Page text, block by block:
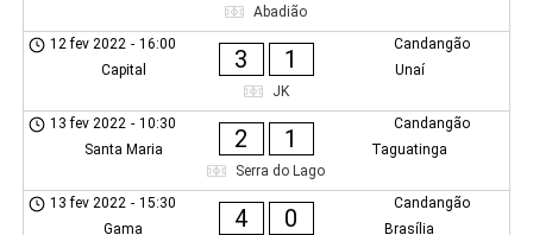
Abadião
Candangão
12 fev 2022 - 16:00
Capital
3 1
Unaí
JK
Candangão
13 fev 2022 - 10:30
Santa Maria
2 1
Taguatinga
Serra do Lago
Candangão
13 fev 2022 - 15:30
Gama
4 0
Brasília